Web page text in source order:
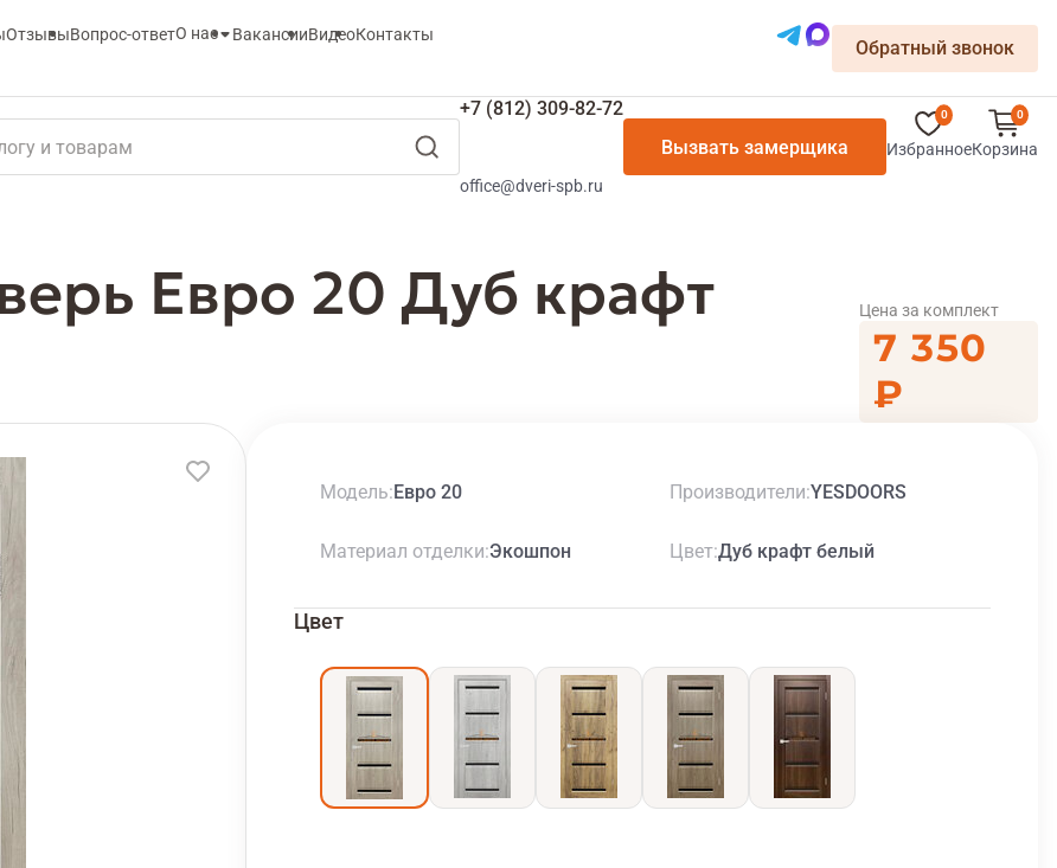
ОтзывыВопрос-ответО нас ВакансииВидеоКонтакты
Обратный звонок
+7 (812) 309-82-72
office@dveri-spb.ru
Вызвать замерщика
0
Избранное
0
Корзина
Евро 20 Дуб крафт Цена за комплект
7 350
₽
Модель Евро 20 Производители YESDOORS
Материал отделки Экошпон Цвет Дуб крафт белый
Цвет